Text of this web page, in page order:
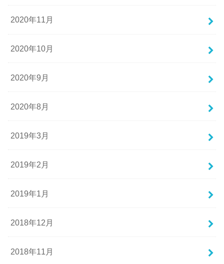
2020年11月
2020年10月
2020年9月
2020年8月
2019年3月
2019年2月
2019年1月
2018年12月
2018年11月